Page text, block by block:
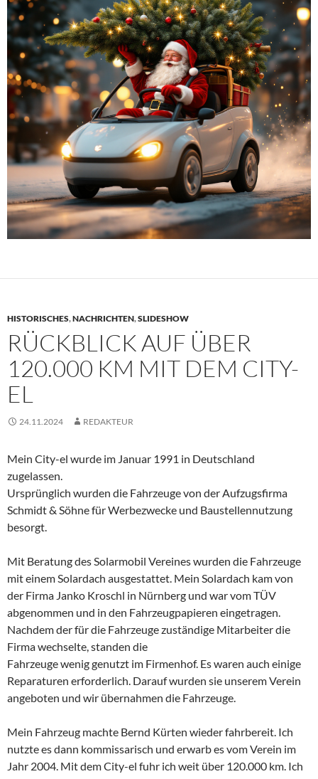
HISTORISCHES,NACHRICHTEN,SLIDESHOW
RÜCKBLICK AUF ÜBER
120.000 KM MIT DEM CITY-
EL
24.11.2024 REDAKTEUR
Mein City-el wurde im Januar 1991 in Deutschland
zugelassen.
Ursprünglich wurden die Fahrzeuge von der Aufzugsfirma
Schmidt & Söhne für Werbezwecke und Baustellennutzung
besorgt.
Mit Beratung des Solarmobil Vereines wurden die Fahrzeuge
mit einem Solardach ausgestattet. Mein Solardach kam von
der Firma Janko Kroschl in Nürnberg und war vom TÜV
abgenommen und in den Fahrzeugpapieren eingetragen.
Nachdem der für die Fahrzeuge zuständige Mitarbeiter die
Firma wechselte, standen die
Fahrzeuge wenig genutzt im Firmenhof. Es waren auch einige
Reparaturen erforderlich. Darauf wurden sie unserem Verein
angeboten und wir übernahmen die Fahrzeuge.
Mein Fahrzeug machte Bernd Kürten wieder fahrbereit. Ich
nutzte es dann kommissarisch und erwarb es vom Verein im
Jahr 2004. Mit dem City-el fuhr ich weit über 120.000 km. Ich